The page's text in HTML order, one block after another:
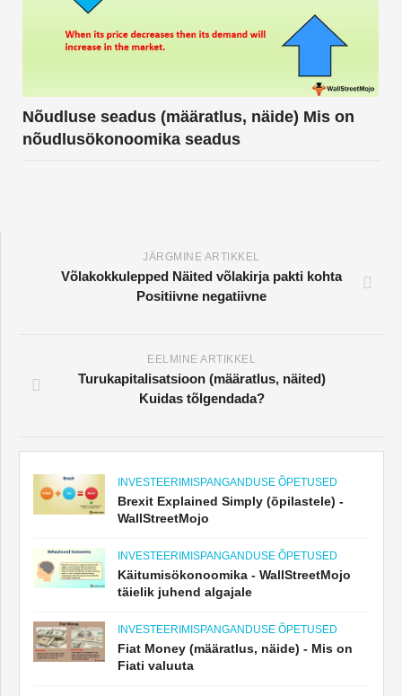
Nõudluse seadus (määratlus, näide) Mis on
nõudlusökonoomika seadus
JÄRGMINE ARTIKKEL
Võlakokkulepped Näited võlakirja pakti kohta
Positiivne negatiivne
EELMINE ARTIKKEL
Turukapitalisatsioon (määratlus, näited)
Kuidas tõlgendada?
INVESTEERIMISPANGANDUSE ÕPETUSED
Brexit Explained Simply (õpilastele) -
WallStreetMojo
INVESTEERIMISPANGANDUSE ÕPETUSED
Käitumisökonoomika - WallStreetMojo
täielik juhend algajale
INVESTEERIMISPANGANDUSE ÕPETUSED
Fiat Money (määratlus, näide) - Mis on
Fiati valuuta